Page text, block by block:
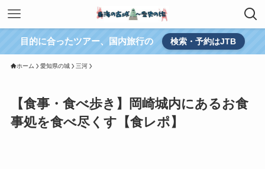
目的に合ったツアー、国内旅行の 検索・予約はJTB
ホーム 愛知県の城 三河
【食事・食べ歩き】岡崎城内にあるお食
事処を食べ尽くす【食レポ】